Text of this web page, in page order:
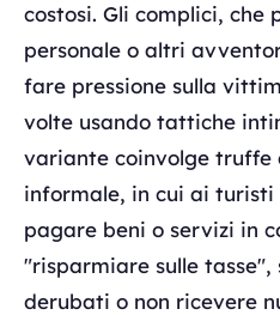
costosi. Gli complici, che
personale o altri
fare pressione sulla
volte usando tattiche
variante coinvolge truffe
informale, in cui ai turisti
pagare beni o servizi in
"risparmiare sulle tasse",
derubati o non ricevere